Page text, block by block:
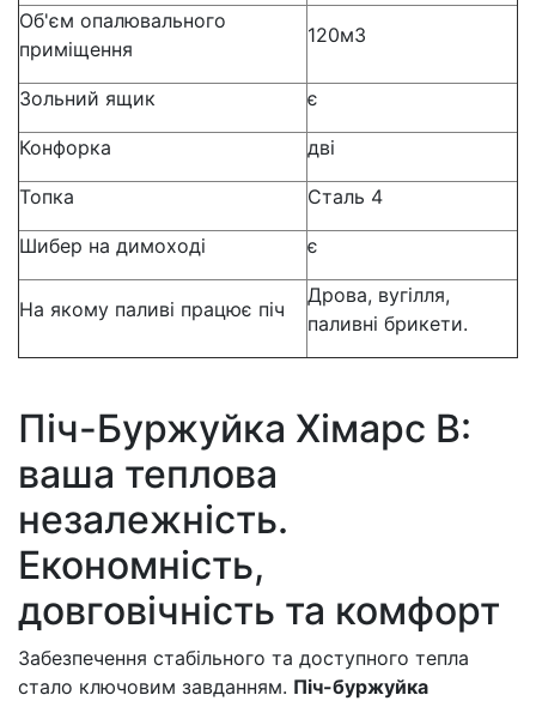
Об'єм опалювального
приміщення
120м3
Зольний ящик є
Конфорка дві
Топка Сталь 4
Шибер на димоході є
На якому паливі працює піч
Дрова, вугілля,
паливні брикети.
Піч-Буржуйка Хімарс В:
ваша теплова
незалежність.
Економність,
довговічність та комфорт
Забезпечення стабільного та доступного тепла
стало ключовим завданням. Піч-буржуйка